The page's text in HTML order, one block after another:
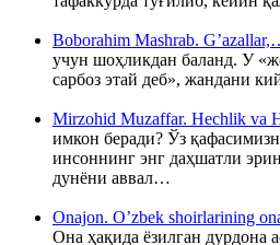
Boborahim Mashrab.
учун шоҳликдан баланд. У
сарбоз этай деб», жандани
Mirzohid Muzaffar. Hechlik va
имкон беради? Ўз
инсоннинг энг даҳшатли
дунёни аввал…
Onajon. O’zbek shoirlarining
Она ҳақида ёзилган дурдона